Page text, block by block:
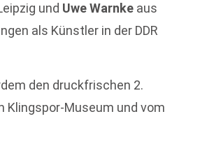
und Uwe Warnke aus
als Künstler in der DDR
den druckfrischen 2.
Klingspor-Museum und vom